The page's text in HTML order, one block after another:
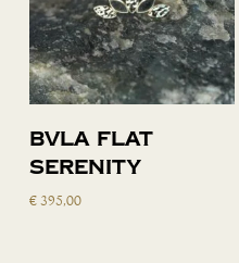
Toevoegen
aan
BVLA flat
serenity
€395,00